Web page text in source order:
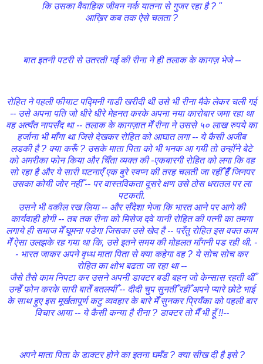
कि उसका वैवाहिक जीवन नर्क यातना से गुजर रहा है ? "
आख़िर कब तक ऐसे चलता ?
बात इतनी पटरी से उतरती गई की रीना ने ही तलाक के कागज़ भेजे --
रोहित ने पहली फीयाट पद्मिनी गाडी खरीदी थी उसे भी रीना मैके लेकर चली गई
-- उसे अपना पति जो धीरे धीरे मेहनत करके अपना नया कारोबार जमा रहा था
वह अत्यँत नापसँद था -- तलाक के कागज़ात मेँ रीना ने उससे ५० लाख रुपये का
हर्जाना भी माँगा था जिसे देखकर रोहित को आघात लगा -- ये कैसी अजीब
लडकी है ? क्या करूँ ? उसके माता पिता को भी भनक आ गयी तो उन्होँने बेटे
को अमरीका फोन किया और चिँता व्यक्त की -एकबारगी रोहित को लगा कि वह
सो रहा है और ये सारी घटनाएँ एक बुरे स्वप्न की तरह चलती जा रहीँ हैँ जिनपर
उसका कोयी जोर नहीँ -- पर वास्तविकता दूसरे क्षण उसे ठोस धरातल पर ला
पटकती.
उसने भी वकील रख लिया -- और सँदेशा भेजा कि भारत आने पर आगे की
कार्यवाही होगी -- तब तक रीना को मिसेज दवे यानी रोहित की पत्नी का तमगा
लगाये ही समाज मेँ घूमना पडेगा जिसका उसे खेद है -- परँतु रोहित इस वक्त काम
मेँ ऐसा उलझके रह गया था कि, उसे इतने समय की मोहलत माँगनी पड रही थी. -
- भारत जाकर अपने वृध्ध माता पिता से क्या कहेगा वह ? ये सोच सोच कर
रोहित का क्षोभ बढता जा रहा था --
जैसे तैसे काम निपटा कर उसने अपनी डाक्टर बडी बहन जो केन्सास रहती थीँ
उन्हेँ फोन करके सारी बातेँ बतलयीँ -- दीदी चुप सुनतीँ रहीँ अपने प्यारे छोटे भाई
के साथ हुए इस मूर्खतापूर्ण कटु व्यवहार के बारे मेँ सुनकर प्रियँका को पहली बार
विचार आया -- ये कैसी कन्या है रीना ? डाक्टर तो मैँ भी हूँ !!--
अपने माता पिता के डाक्टर होने का इतना घमँड ? क्या सीख दी है इसे ?